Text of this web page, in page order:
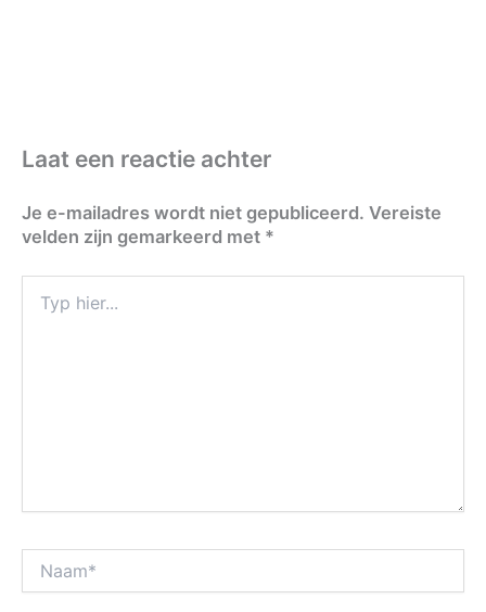
Laat een reactie achter
Je e-mailadres wordt niet gepubliceerd. Vereiste
velden zijn gemarkeerd met *
hier...